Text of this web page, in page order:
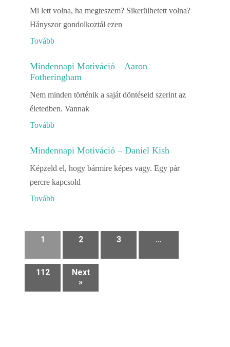
Mi lett volna, ha megteszem? Sikerülhetett volna?
Hányszor gondolkoztál ezen
Tovább
Mindennapi Motiváció – Aaron
Fotheringham
Nem minden történik a saját döntéseid szerint az
életedben. Vannak
Tovább
Mindennapi Motiváció – Daniel Kish
Képzeld el, hogy bármire képes vagy. Egy pár
percre kapcsold
Tovább
1 2 3 …
112
Next
»